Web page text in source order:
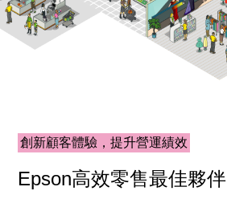
創新顧客體驗，提升營運績效
Epson高效零售最佳夥伴